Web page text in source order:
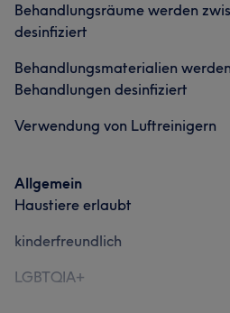
Behandlungsräume werden
desinfiziert
Behandlungsmaterialien
Behandlungen desinfiziert
Verwendung von Luftreinigern
Allgemein
Haustiere erlaubt
kinderfreundlich
LGBTQIA+